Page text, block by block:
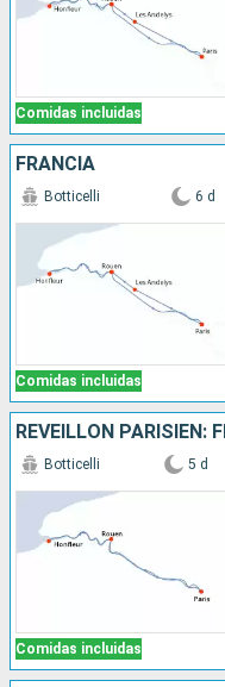
Comidas incluidas
FRANCIA
Comidas incluidas
Botticelli 6 d
Comidas incluidas
Botticelli 5 d